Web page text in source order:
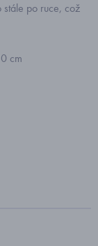
stále po ruce, což
cm